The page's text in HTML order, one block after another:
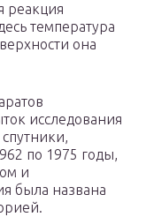
реакция
температура
она
исследования
по 1975 годы,
и
была названа